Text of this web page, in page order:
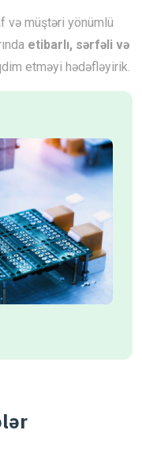
və müştəri yönümlü
etibarlı, sərfəli və
etməyi hədəfləyirik.